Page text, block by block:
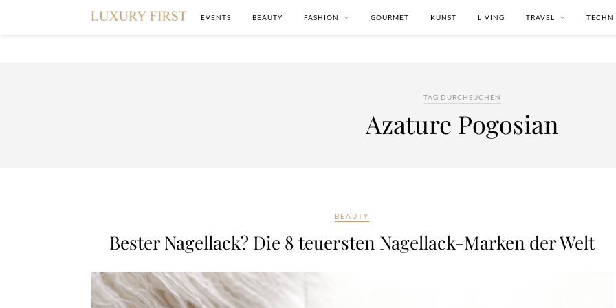
EVENTS BEAUTY FASHION GOURMET KUNST LIVING TRAVEL
TAG DURCHSUCHEN
Azature Pogosian
BEAUTY
Bester Nagellack? Die 8 teuersten Nagellack-Marken der Welt